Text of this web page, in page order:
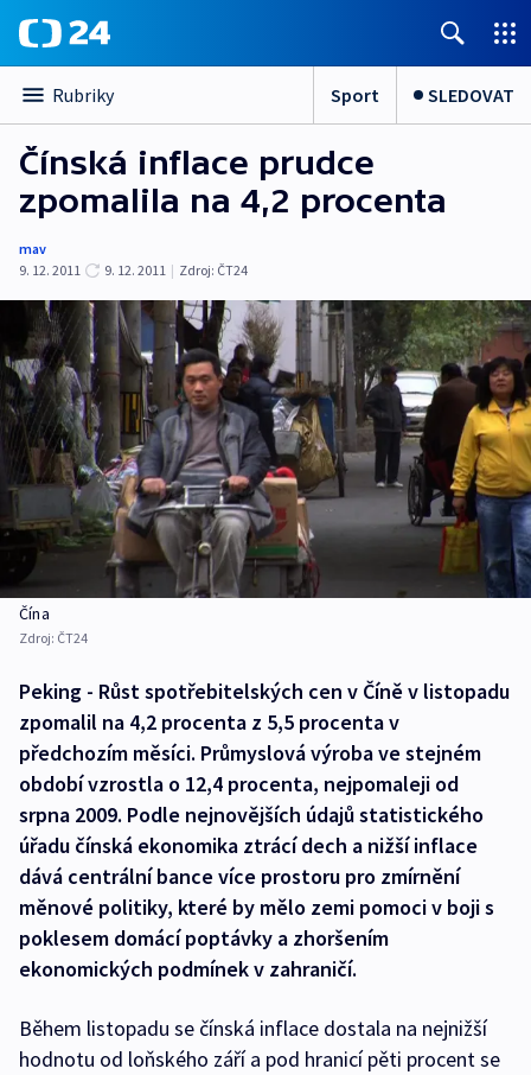
Rubriky Sport SLEDOVAT
Čínská inflace prudce
zpomalila na 4,2 procenta
mav
9. 12. 2011
9. 12. 2011 | Zdroj: ČT24
Čína
Zdroj: ČT24
Peking - Růst spotřebitelských cen v Číně v listopadu
zpomalil na 4,2 procenta z 5,5 procenta v
předchozím měsíci. Průmyslová výroba ve stejném
období vzrostla o 12,4 procenta, nejpomaleji od
srpna 2009. Podle nejnovějších údajů statistického
úřadu čínská ekonomika ztrácí dech a nižší inflace
dává centrální bance více prostoru pro zmírnění
měnové politiky, které by mělo zemi pomoci v boji s
poklesem domácí poptávky a zhoršením
ekonomických podmínek v zahraničí.
Během listopadu se čínská inflace dostala na nejnižší
hodnotu od loňského září a pod hranicí pěti procent se